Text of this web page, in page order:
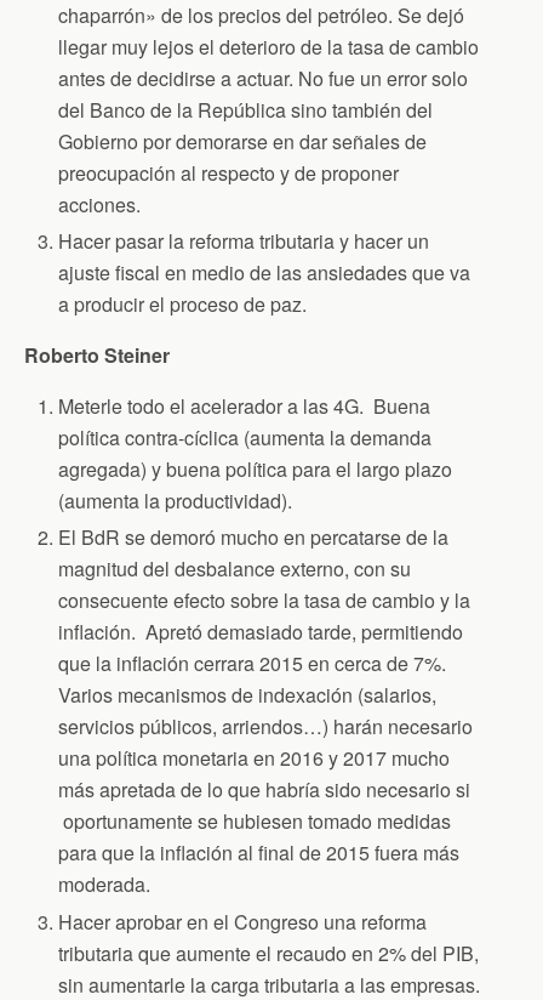
chaparrón» de los precios del petróleo. Se dejó
llegar muy lejos el deterioro de la tasa de cambio
antes de decidirse a actuar. No fue un error solo
del Banco de la República sino también del
Gobierno por demorarse en dar señales de
preocupación al respecto y de proponer
acciones.
Hacer pasar la reforma tributaria y hacer un
ajuste fiscal en medio de las ansiedades que va
a producir el proceso de paz.
Roberto Steiner
Meterle todo el acelerador a las 4G. Buena
política contra-cíclica (aumenta la demanda
agregada) y buena política para el largo plazo
(aumenta la productividad).
El BdR se demoró mucho en percatarse de la
magnitud del desbalance externo, con su
consecuente efecto sobre la tasa de cambio y la
inflación. Apretó demasiado tarde, permitiendo
que la inflación cerrara 2015 en cerca de 7%.
Varios mecanismos de indexación (salarios,
servicios públicos, arriendos…) harán necesario
una política monetaria en 2016 y 2017 mucho
más apretada de lo que habría sido necesario si
oportunamente se hubiesen tomado medidas
para que la inflación al final de 2015 fuera más
moderada.
Hacer aprobar en el Congreso una reforma
tributaria que aumente el recaudo en 2% del PIB,
sin aumentarle la carga tributaria a las empresas.